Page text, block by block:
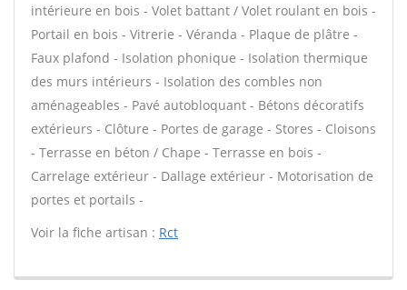
intérieure en bois - Volet battant / Volet roulant en bois -
Portail en bois - Vitrerie - Véranda - Plaque de plâtre -
Faux plafond - Isolation phonique - Isolation thermique
des murs intérieurs - Isolation des combles non
aménageables - Pavé autobloquant - Bétons décoratifs
extérieurs - Clôture - Portes de garage - Stores - Cloisons
- Terrasse en béton / Chape - Terrasse en bois -
Carrelage extérieur - Dallage extérieur - Motorisation de
portes et portails -
Voir la fiche artisan : Rct